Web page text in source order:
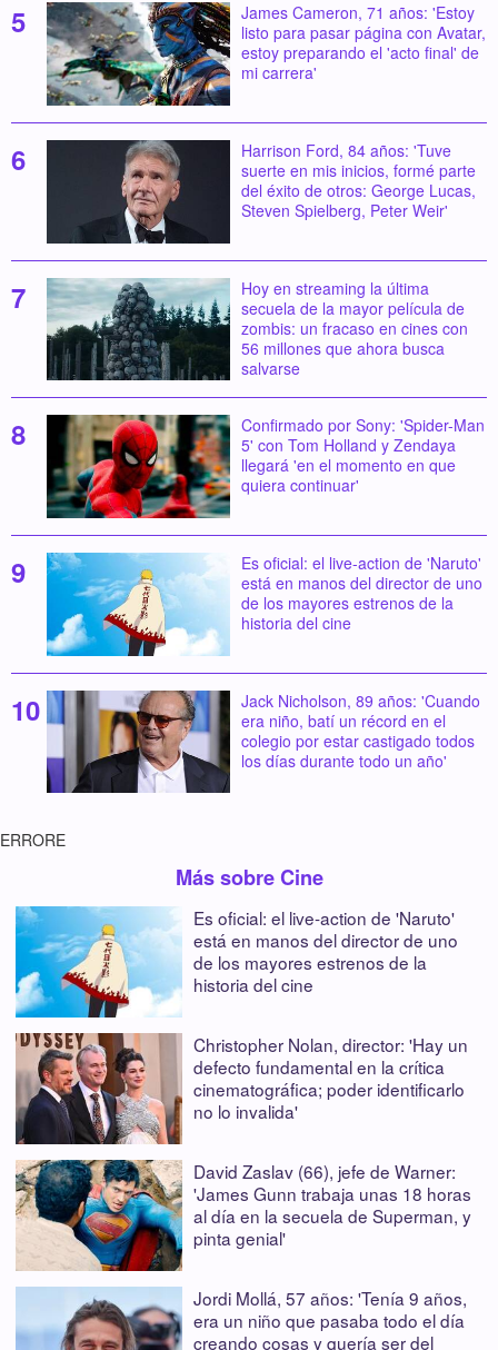
James Cameron, 71 años: 'Estoy
listo para pasar página con Avatar,
estoy preparando el 'acto final' de
mi carrera'
Harrison Ford, 84 años: 'Tuve
suerte en mis inicios, formé parte
del éxito de otros: George Lucas,
Steven Spielberg, Peter Weir'
Hoy en streaming la última
secuela de la mayor película de
zombis: un fracaso en cines con
56 millones que ahora busca
salvarse
Confirmado por Sony: 'Spider-Man
5' con Tom Holland y Zendaya
llegará 'en el momento en que
quiera continuar'
Es oficial: el live-action de 'Naruto'
está en manos del director de uno
de los mayores estrenos de la
historia del cine
Jack Nicholson, 89 años: 'Cuando
era niño, batí un récord en el
colegio por estar castigado todos
los días durante todo un año'
ERRORE
Más sobre Cine
Es oficial: el live-action de 'Naruto'
está en manos del director de uno
de los mayores estrenos de la
historia del cine
Christopher Nolan, director: 'Hay un
defecto fundamental en la crítica
cinematográfica; poder identificarlo
no lo invalida'
David Zaslav (66), jefe de Warner:
'James Gunn trabaja unas 18 horas
al día en la secuela de Superman, y
pinta genial'
Jordi Mollá, 57 años: 'Tenía 9 años,
era un niño que pasaba todo el día
creando cosas y quería ser del